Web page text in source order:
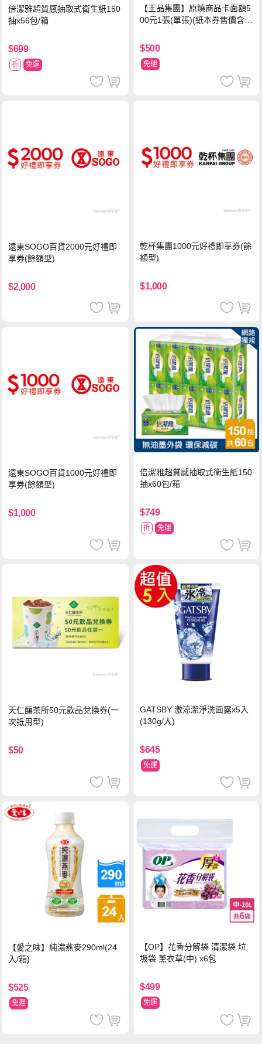
倍潔雅超質感抽取式衛生紙150
抽x56包/箱
$699
折 免運
【王品集團】原燒商品卡面額5
00元1張(單張)(紙本券售價含平
$500
免運
遠東SOGO百貨2000元好禮即
享券(餘額型)
$2,000
乾杯集團1000元好禮即享券(餘
額型)
$1,000
遠東SOGO百貨1000元好禮即
享券(餘額型)
$1,000
倍潔雅超質感抽取式衛生紙150
抽x60包/箱
$749
折 免運
天仁釀茶所50元飲品兌換券(一
次抵用型)
$50
GATSBY 激涼潔淨洗面露x5入
(130g/入)
$645
免運
【愛之味】純濃燕麥290ml(24
入/箱)
$525
免運
【OP】花香分解袋 清潔袋 垃
圾袋 薰衣草(中) x6包
$499
免運